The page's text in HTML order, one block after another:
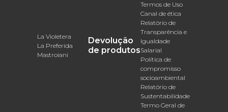
La Violetera
La Preferida
Mastroiani
Devolução
de produtos
Termos de Uso
Canal de ética
Relatório de
Transparência e
Igualdade
Salarial
Política de
compromisso
socioambiental
Relatório de
Sustentabilidade
Termo Geral de